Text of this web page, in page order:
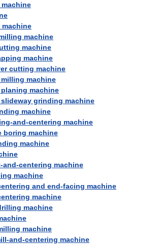
machine
machine
machine
machine
cutting machine
machine
machine
grinding machine
machine
and-centering machine
boring machine
machine
and-centering machine
machine
and end-facing machine
machine
machine
machine
and-centering machine